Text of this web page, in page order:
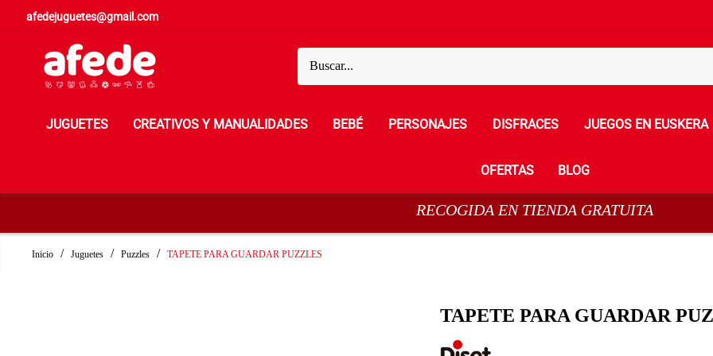
afedejuguetes@gmail.com
JUGUETES CREATIVOS Y MANUALIDADES BEBÉ PERSONAJES DISFRACES JUEGOS EN EUSKERA
OFERTAS BLOG
RECOGIDA EN TIENDA GRATUITA
Inicio Juguetes Puzzles TAPETE PARA GUARDAR PUZZLES
TAPETE PARA GUARDAR